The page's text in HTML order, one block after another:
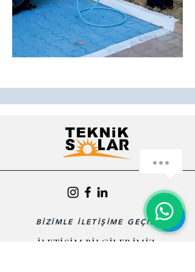
BİZİMLE İLETİŞİME GEÇİN
İLETİŞİM BİLGİLERİMİZ